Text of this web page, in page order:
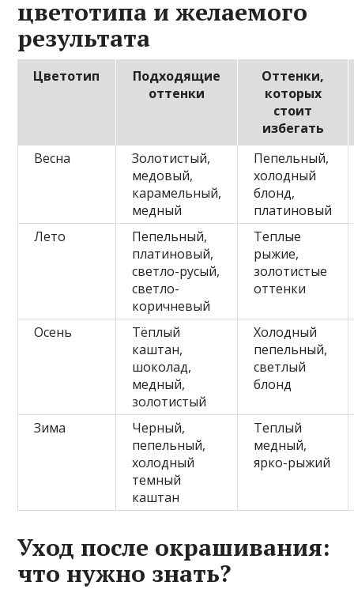
цветотипа и желаемого
результата
Цветотип
Подходящие
оттенки
Оттенки,
которых
стоит
избегать
Весна
Золотистый,
медовый,
карамельный,
медный
Пепельный,
холодный
блонд,
платиновый
Лето
Пепельный,
платиновый,
светло-русый,
светло-
коричневый
Теплые
рыжие,
золотистые
оттенки
Осень
Тёплый
каштан,
шоколад,
медный,
золотистый
Холодный
пепельный,
светлый
блонд
Зима
Черный,
пепельный,
холодный
темный
каштан
Теплый
медный,
ярко-рыжий
Уход после окрашивания:
что нужно знать?